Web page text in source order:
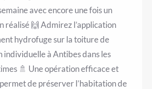
avec encore une fois un
réalisé 🙌 Admirez l’application
hydrofuge sur la toiture de
individuelle à Antibes dans les
🚿 Une opération efficace et
de préserver l’habitation de